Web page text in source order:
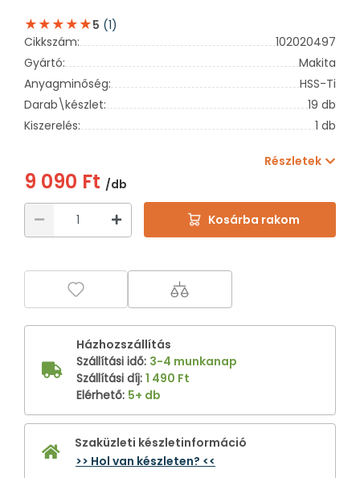
5 (1)
Cikkszám:
102020497
Gyártó:
Makita
Anyagminőség:
HSS-Ti
Darab\készlet:
19 db
Kiszerelés:
1 db
Részletek
9 090 Ft /db
Kosárba rakom
Házhozszállítás
Szállítási idő: 3-4 munkanap
Szállítási díj: 1 490 Ft
Elérhető: 5+ db
Szaküzleti készletinformáció
>> Hol van készleten? <<